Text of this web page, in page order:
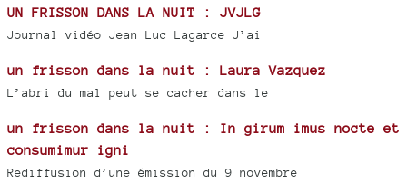
UN FRISSON DANS LA NUIT : JVJLG
Journal vidéo Jean Luc Lagarce J’ai
un frisson dans la nuit : Laura Vazquez
L’abri du mal peut se cacher dans le
un frisson dans la nuit : In girum imus nocte et
consumimur igni
Rediffusion d’une émission du 9 novembre